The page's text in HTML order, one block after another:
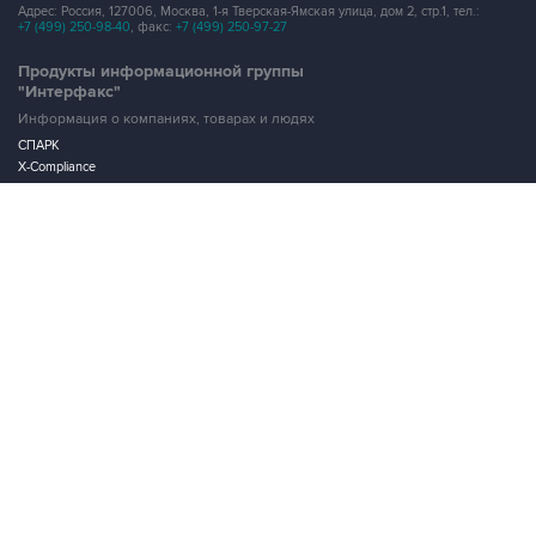
Адрес: Россия, 127006, Москва, 1-я Тверская-Ямская улица, дом 2, стр.1, тел.:
+7 (499) 250-98-40, факс: +7 (499) 250-97-27
Продукты информационной группы
"Интерфакс"
Информация о компаниях, товарах и людях
СПАРК
X-Compliance